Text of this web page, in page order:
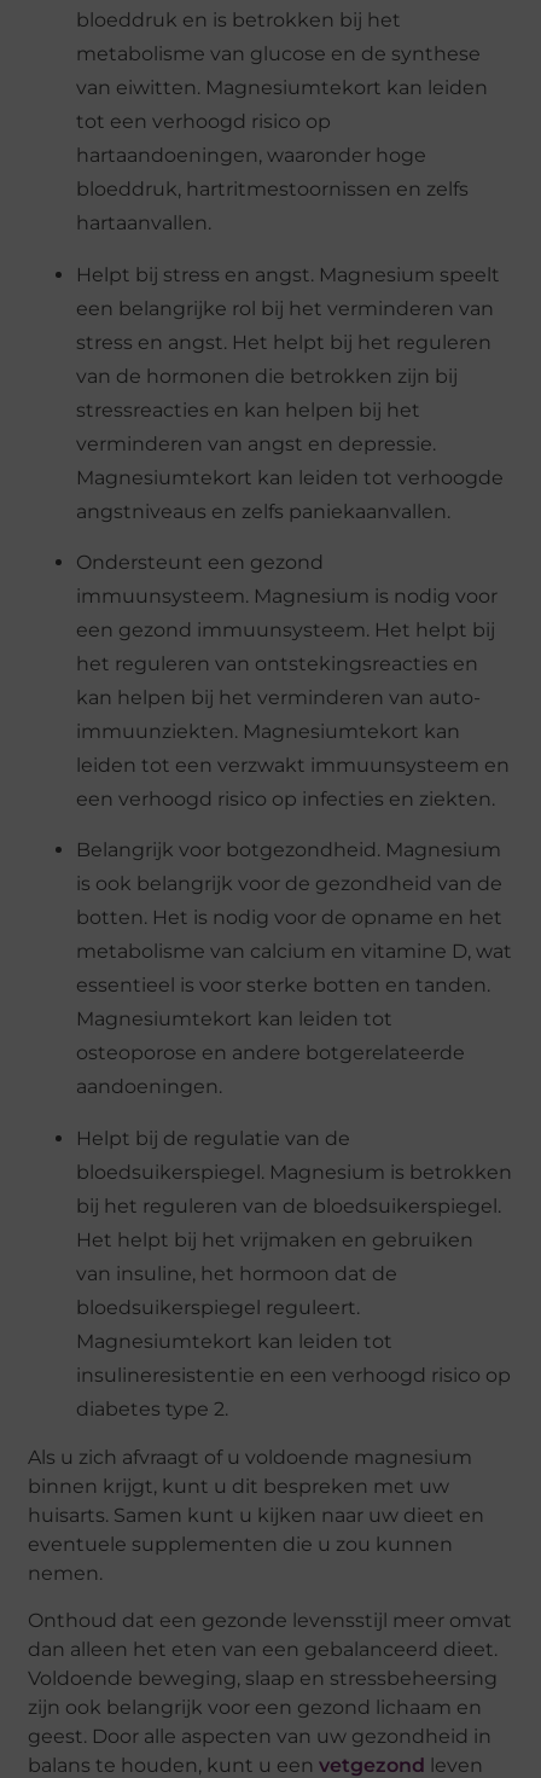
bloeddruk en is betrokken bij het
metabolisme van glucose en de synthese
van eiwitten. Magnesiumtekort kan leiden
tot een verhoogd risico op
hartaandoeningen, waaronder hoge
bloeddruk, hartritmestoornissen en zelfs
hartaanvallen.
Helpt bij stress en angst. Magnesium speelt
een belangrijke rol bij het verminderen van
stress en angst. Het helpt bij het reguleren
van de hormonen die betrokken zijn bij
stressreacties en kan helpen bij het
verminderen van angst en depressie.
Magnesiumtekort kan leiden tot verhoogde
angstniveaus en zelfs paniekaanvallen.
Ondersteunt een gezond
immuunsysteem. Magnesium is nodig voor
een gezond immuunsysteem. Het helpt bij
het reguleren van ontstekingsreacties en
kan helpen bij het verminderen van auto-
immuunziekten. Magnesiumtekort kan
leiden tot een verzwakt immuunsysteem en
een verhoogd risico op infecties en ziekten.
Belangrijk voor botgezondheid. Magnesium
is ook belangrijk voor de gezondheid van de
botten. Het is nodig voor de opname en het
metabolisme van calcium en vitamine D, wat
essentieel is voor sterke botten en tanden.
Magnesiumtekort kan leiden tot
osteoporose en andere botgerelateerde
aandoeningen.
Helpt bij de regulatie van de
bloedsuikerspiegel. Magnesium is betrokken
bij het reguleren van de bloedsuikerspiegel.
Het helpt bij het vrijmaken en gebruiken
van insuline, het hormoon dat de
bloedsuikerspiegel reguleert.
Magnesiumtekort kan leiden tot
insulineresistentie en een verhoogd risico op
diabetes type 2.
Als u zich afvraagt of u voldoende magnesium
binnen krijgt, kunt u dit bespreken met uw
huisarts. Samen kunt u kijken naar uw dieet en
eventuele supplementen die u zou kunnen
nemen.
Onthoud dat een gezonde levensstijl meer omvat
dan alleen het eten van een gebalanceerd dieet.
Voldoende beweging, slaap en stressbeheersing
zijn ook belangrijk voor een gezond lichaam en
geest. Door alle aspecten van uw gezondheid in
balans te houden, kunt u eenvetgezond leven